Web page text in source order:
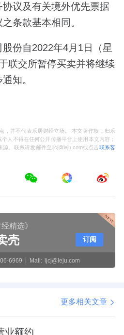
议及有关境外优先票据
条款基本相同。
份自2022年4月1日（星
联交所暂停买卖并将继续
知。
，并不代表乐居财经立场。 本文著作权，归乐
人不得在任何公开传播平台上使用本文内容；
。联系请发邮件至ljcj@leju.com或点击联系客
精选》
壳
6969 Mail: ljcj@leju.com
订阅
更多相关文章
业额约